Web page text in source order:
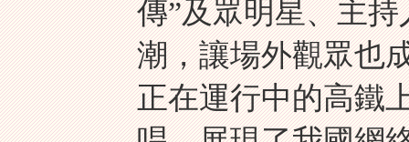
傳”及眾明星、主
潮，讓場外觀眾也
正在運行中的高鐵